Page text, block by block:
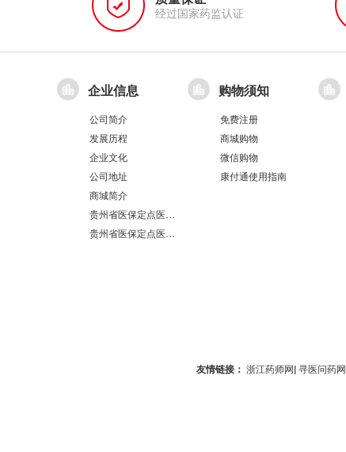
经过国家药监认证
企业信息
公司简介
发展历程
企业文化
公司地址
商城简介
贵州省医保定点医疗机构医保服务情况表（第551分店）
贵州省医保定点医疗机构医保服务情况表（第100分店）
购物须知
免费注册
商城购物
微信购物
康付通使用指南
友情链接： 浙江药师网| 寻医问药网